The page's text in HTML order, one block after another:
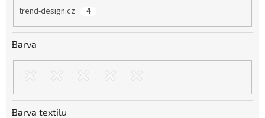
trend-design.cz 4
Barva
Barva textilu